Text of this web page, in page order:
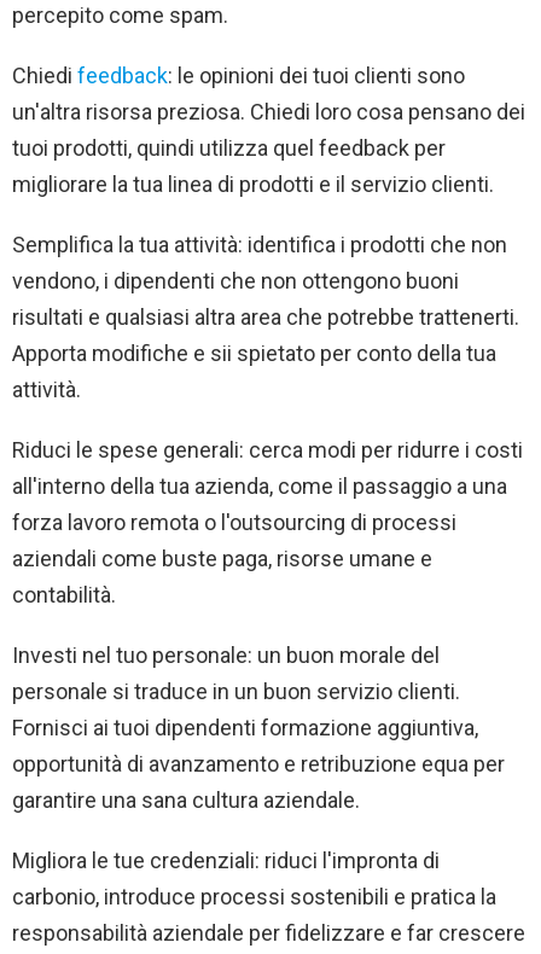
percepito come spam.
Chiedi feedback: le opinioni dei tuoi clienti sono
un'altra risorsa preziosa. Chiedi loro cosa pensano dei
tuoi prodotti, quindi utilizza quel feedback per
migliorare la tua linea di prodotti e il servizio clienti.
Semplifica la tua attività: identifica i prodotti che non
vendono, i dipendenti che non ottengono buoni
risultati e qualsiasi altra area che potrebbe trattenerti.
Apporta modifiche e sii spietato per conto della tua
attività.
Riduci le spese generali: cerca modi per ridurre i costi
all'interno della tua azienda, come il passaggio a una
forza lavoro remota o l'outsourcing di processi
aziendali come buste paga, risorse umane e
contabilità.
Investi nel tuo personale: un buon morale del
personale si traduce in un buon servizio clienti.
Fornisci ai tuoi dipendenti formazione aggiuntiva,
opportunità di avanzamento e retribuzione equa per
garantire una sana cultura aziendale.
Migliora le tue credenziali: riduci l'impronta di
carbonio, introduce processi sostenibili e pratica la
responsabilità aziendale per fidelizzare e far crescere